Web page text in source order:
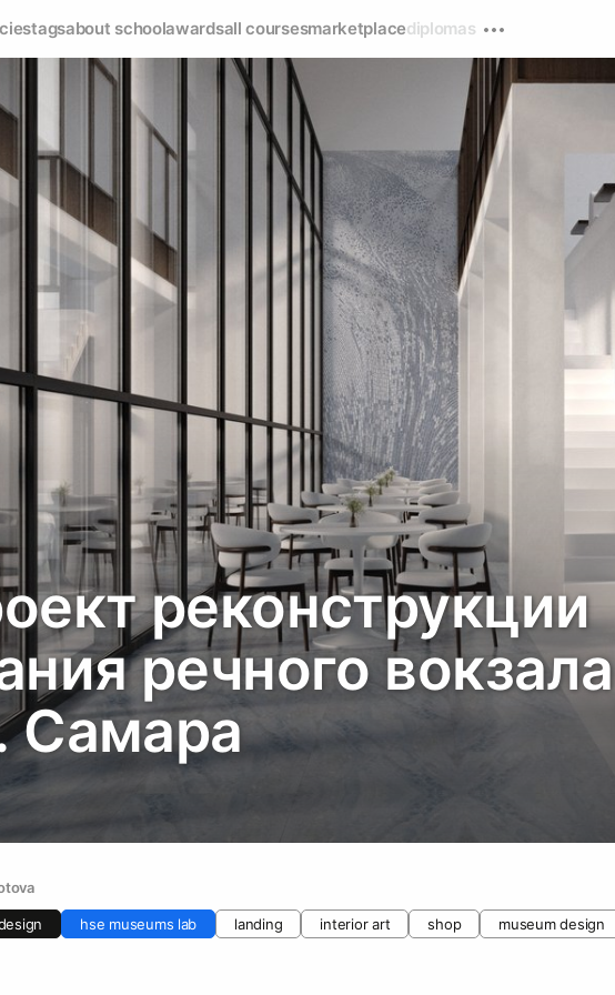
tagsabout schoolawardsall coursesmarketplacediplomas
реконструкции
речного вокзала
Самара
hse museums lab landing interior art shop museum design